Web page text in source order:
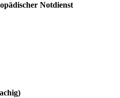
Notdienst